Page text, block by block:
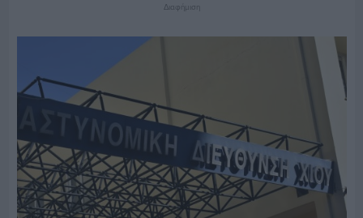
Διαφήμιση